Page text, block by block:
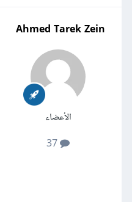
Ahmed Tarek Zein
الأعضاء